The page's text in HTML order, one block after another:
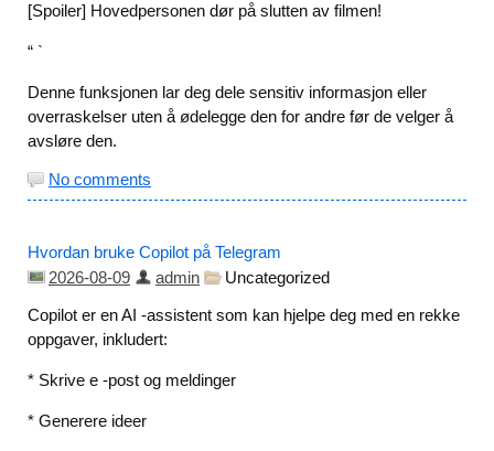
[Spoiler] Hovedpersonen dør på slutten av filmen!
“ `
Denne funksjonen lar deg dele sensitiv informasjon eller
overraskelser uten å ødelegge den for andre før de velger å
avsløre den.
No comments
Hvordan bruke Copilot på Telegram
2026-08-09
admin
Uncategorized
Copilot er en AI -assistent som kan hjelpe deg med en rekke
oppgaver, inkludert:
* Skrive e -post og meldinger
* Generere ideer